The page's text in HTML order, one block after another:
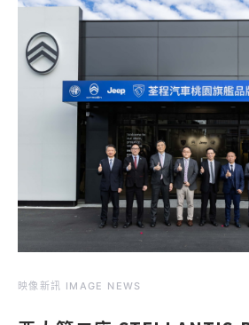
映像新訊 IMAGE NEWS